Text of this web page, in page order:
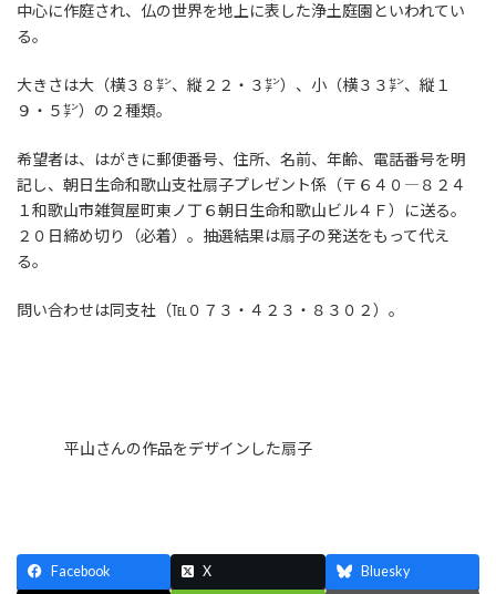
中心に作庭され、仏の世界を地上に表した浄土庭園といわれてい
る。
大きさは大（横３８㌢、縦２２・３㌢）、小（横３３㌢、縦１
９・５㌢）の２種類。
希望者は、はがきに郵便番号、住所、名前、年齢、電話番号を明
記し、朝日生命和歌山支社扇子プレゼント係（〒６４０―８２４
１和歌山市雑賀屋町東ノ丁６朝日生命和歌山ビル４Ｆ）に送る。
２０日締め切り（必着）。抽選結果は扇子の発送をもって代え
る。
問い合わせは同支社（℡０７３・４２３・８３０２）。
平山さんの作品をデザインした扇子
Facebook X Bluesky